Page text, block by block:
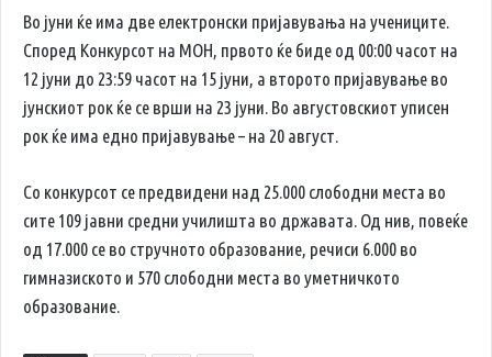
Во јуни ќе има две електронски пријавувања на учениците.
Според Конкурсот на МОН, првото ќе биде од 00:00 часот на
12 јуни до 23:59 часот на 15 јуни, а второто пријавување во
јунскиот рок ќе се врши на 23 јуни. Во августовскиот уписен
рок ќе има едно пријавување – на 20 август.
Со конкурсот се предвидени над 25.000 слободни места во
сите 109 јавни средни училишта во државата. Од нив, повеќе
од 17.000 се во стручното образование, речиси 6.000 во
гимназиското и 570 слободни места во уметничкото
образование.